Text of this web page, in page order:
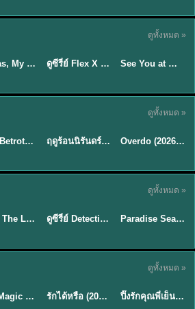
ดูทั้งหมด »
My Bias, My Boss เมื่อเมนฉันเป็นประธานบริษัท (2026) พากย์ไทย ซับไทย EP.1-12 ★8 EP.16
Sub EP. 16 | TH
ดูซีรี่ย์ Flex X Cop คุณชายสายสืบ (2024) พากย์ไทย-ซับไทย EP.1-16 (จบ) ★9
ซับไทย | พากย์
Sub EP. 8 | TH
See You at Work Tomorrow! เจอกันที่ออฟฟิศพรุ่งนี้นะ พากย์ไทย
ดูทั้งหมด »
Royal Betrothal (2026) สัญญาวิวาห์แห่งราชวงศ์ พากย์ไทย ซับไทย EP1-32 ★8.8 ฤดูร้อนนิรันดร์ (2026) Never-Ending Summer พากย์ไทย EP.1-29
ซับไทย
Overdo (2026) รักเกินแค้น พากย์ไทย ซับไทย EP1-33 (จบ)
ดูทั้งหมด »
EP.7Avatar The Last Airbender 2 เณรน้อยเจ้าอภินิหาร พากย์ไทย EP.9ดูซีรี่ย์ Detective Hole (2026) พากย์ไทย HD ฟรี อัปเดตล่าสุด Netflix EP.8
พากย์ไทย
Paradise Season 2 (2026) พากย์ไทย EP1-8 ดูซีรี่ย์ฝรั่ง HD ครบทุกตอน
ดูทั้งหมด »
ดูซีรีย์ Magic Move (2026) ทำนายทายรัก Thai EP.1-10 HD รักได้หรือ (2026) YOUNG Let's Begin Again พากย์ไทย EP.1-19 ★8
พากย์ไทย
ปิ๊งรักคุณพี่เย็นชา (2026) Frozen Valentine EP.1-10 (จบ)